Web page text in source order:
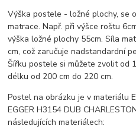
Výška postele - ložné plochy, se
matrace. Např. při výšce roštu
výška ložné plochy 55cm. Síla
cm, což zaručuje nadstandardní
Šířku postele si můžete zvolit od
délku od 200 cm do 220 cm.
Postel na obrázku je v materiálu
EGGER H3154 DUB
následujících materiálech: